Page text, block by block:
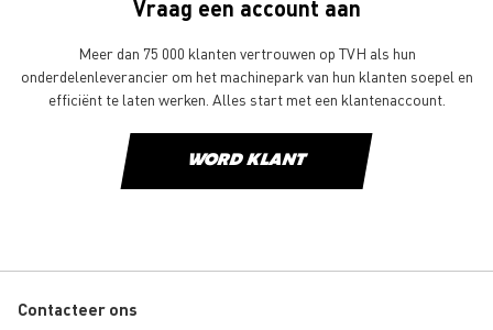
Vraag een account aan
Meer dan 75 000 klanten vertrouwen op TVH als hun
onderdelenleverancier om het machinepark van hun klanten soepel en
efficiënt te laten werken. Alles start met een klantenaccount.
WORD KLANT
Contacteer ons